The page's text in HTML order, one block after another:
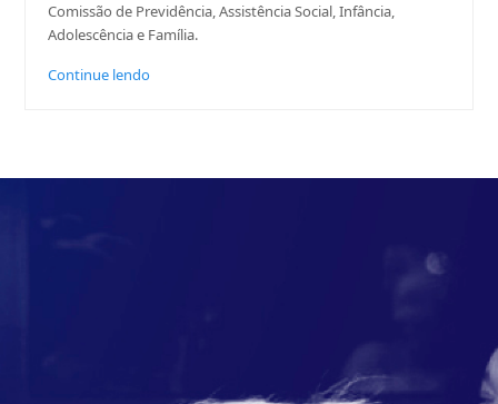
Comissão de Previdência, Assistência Social, Infância,
Adolescência e Família.
Continue lendo